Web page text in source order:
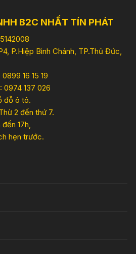
B2C NHẤT TÍN PHÁT
P.Hiệp Bình Chánh, TP.Thủ Đức,
16 15 19
0974 137 026
đỗ ô tô.
2 đến thứ 7.
17h,
hẹn trước.